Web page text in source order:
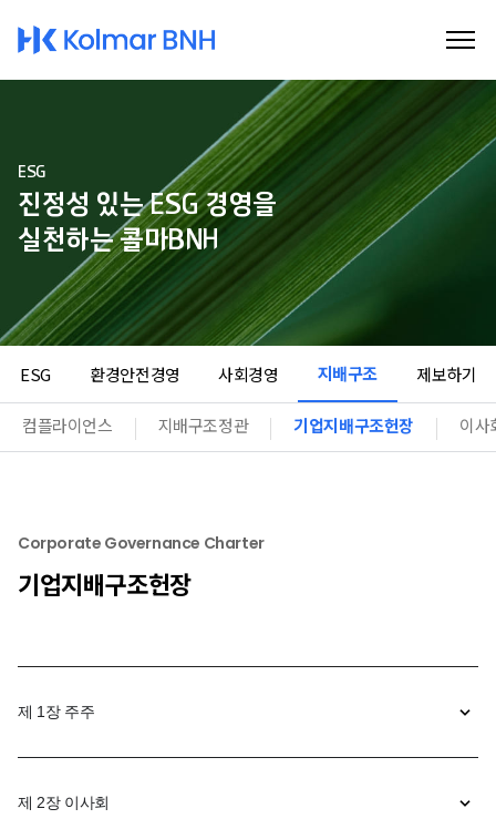
Kolmar BNH
ESG
진정성 있는 ESG 경영을
실천하는 콜마BNH
ESG 환경안전경영 사회경영 지배구조 제보하기
컴플라이언스 지배구조정관 기업지배구조헌장 이사
Corporate Governance Charter
기업지배구조헌장
제 1장 주주
제 2장 이사회